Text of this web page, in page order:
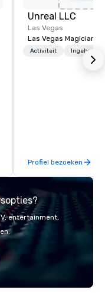
Unreal LLC
Las Vegas
Las Vegas Magician
Activiteit
Profiel bezoeken
entertainment,